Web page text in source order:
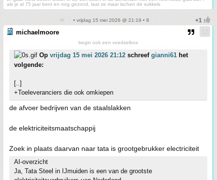
als je al 75 jaar bent en nog gezond, laat ze maar lachen de sukkels
• vrijdag 15 mei 2026 @ 21:19 • 8
michaelmoore
begin ook een voedselbos
Op vrijdag 15 mei 2026 21:12 schreef gianni61 het
volgende:
[..]
+Toeleveranciers die ook omkiepen
de afvoer bedrijven van de staalslakken
de elektriciteitsmaatschappij
Zoek in plaats daarvan naar tata is grootgebrukker electriciteit
AI-overzicht
Ja, Tata Steel in IJmuiden is een van de grootste